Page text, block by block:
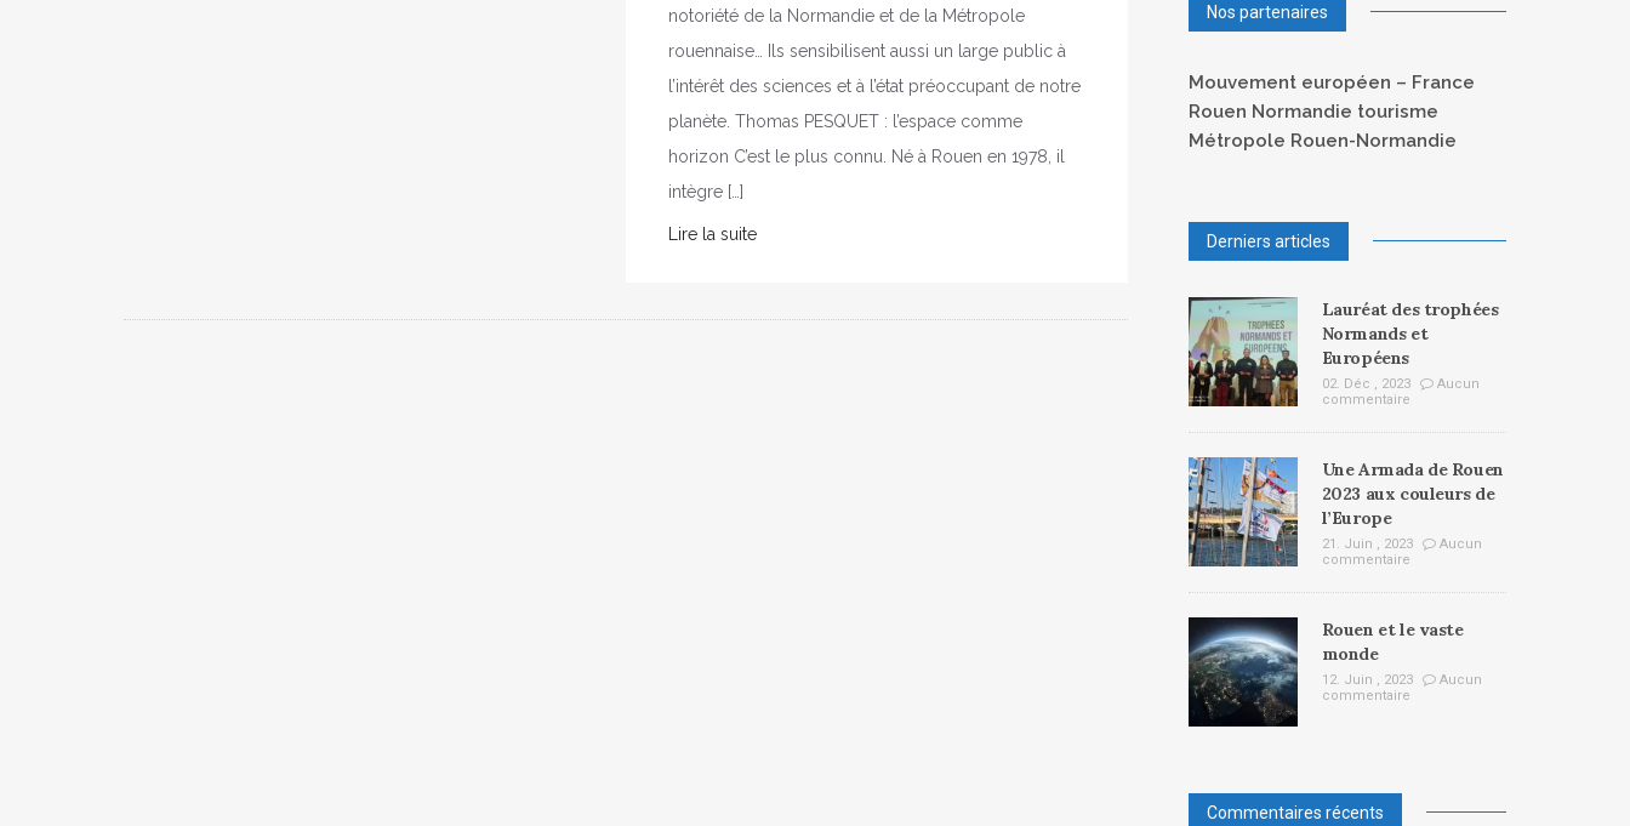
notoriété de la Normandie et de la Métropole
rouennaise… Ils sensibilisent aussi un large public à
l’intérêt des sciences et à l’état préoccupant de notre
planète. Thomas PESQUET : l’espace comme
horizon C’est le plus connu. Né à Rouen en 1978, il
intègre […]
Lire la suite
Nos partenaires
Mouvement européen – France
Rouen Normandie tourisme
Métropole Rouen-Normandie
Derniers articles
Lauréat des trophées
Normands et
Européens
02. Déc , 2023
Aucun
commentaire
Une Armada de Rouen
2023 aux couleurs de
l’Europe
21. Juin , 2023
Aucun
commentaire
Rouen et le vaste
monde
12. Juin , 2023
Aucun
commentaire
Commentaires récents